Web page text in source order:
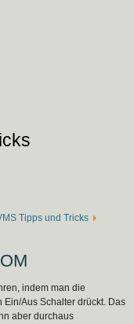
Tipps und Tricks
indem man die
Aus Schalter drückt. Das
aber durchaus